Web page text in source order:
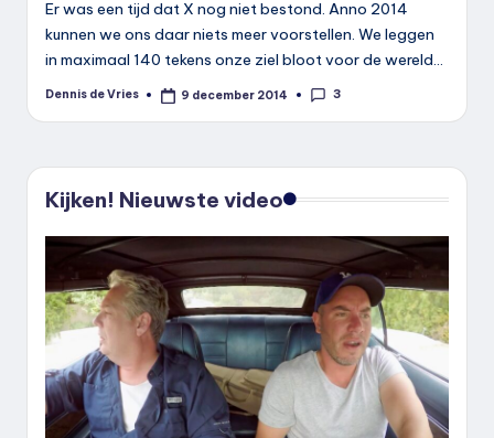
Er was een tijd dat X nog niet bestond. Anno 2014
kunnen we ons daar niets meer voorstellen. We leggen
in maximaal 140 tekens onze ziel bloot voor de wereld…
Geplaatst
Dennis de Vries 9 december 2014 3
Kijken! Nieuwste video